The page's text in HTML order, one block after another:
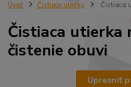
Úvod Čistiace utierky Čistiaca
Čistiaca utierka
čistenie obuvi
Upresniť